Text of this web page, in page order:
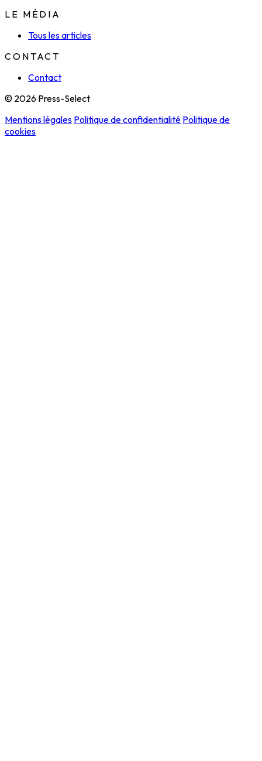
LE MÉDIA
Tous les articles
CONTACT
Contact
© 2026 Press-Select
Mentions légales Politique de confidentialité Politique de
cookies